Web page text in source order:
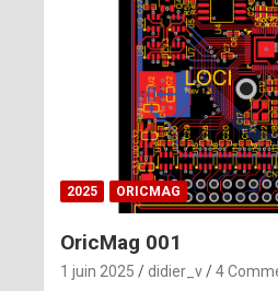
2025 ORICMAG
OricMag 001
1 juin 2025 didier_v 4